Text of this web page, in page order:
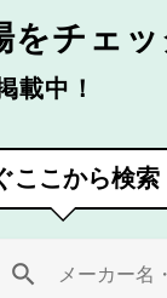
をチェ
載中！
ここから検索